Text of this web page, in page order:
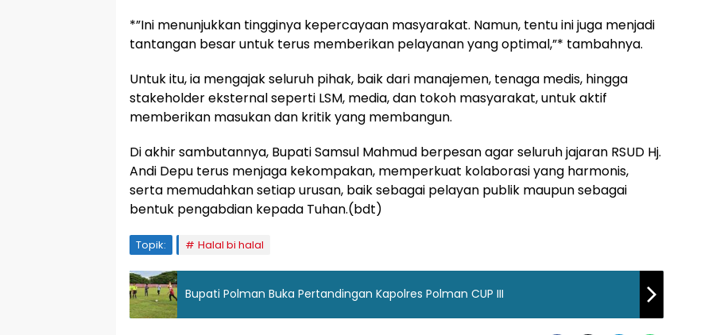
*”Ini menunjukkan tingginya kepercayaan masyarakat. Namun, tentu ini juga menjadi
tantangan besar untuk terus memberikan pelayanan yang optimal,”* tambahnya.
Untuk itu, ia mengajak seluruh pihak, baik dari manajemen, tenaga medis, hingga
stakeholder eksternal seperti LSM, media, dan tokoh masyarakat, untuk aktif
memberikan masukan dan kritik yang membangun.
Di akhir sambutannya, Bupati Samsul Mahmud berpesan agar seluruh jajaran RSUD Hj.
Andi Depu terus menjaga kekompakan, memperkuat kolaborasi yang harmonis,
serta memudahkan setiap urusan, baik sebagai pelayan publik maupun sebagai
bentuk pengabdian kepada Tuhan.(bdt)
Topik: Halal bi halal
Bupati Polman Buka Pertandingan Kapolres Polman CUP III